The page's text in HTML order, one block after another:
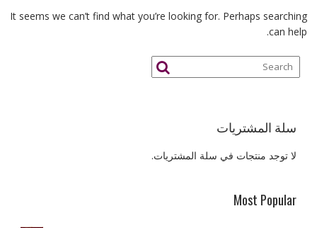
It seems we can’t find what you’re looking for. Perhaps searching
can help.
سلة المشتريات
لا توجد منتجات في سلة المشتريات.
Most Popular